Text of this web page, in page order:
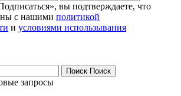
вы подтверждаете, что
с нашими политикой
и условиями использывания
Поиск Поиск
запросы